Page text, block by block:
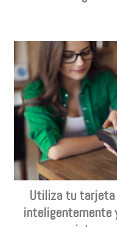
Utiliza tu
inteligentemente